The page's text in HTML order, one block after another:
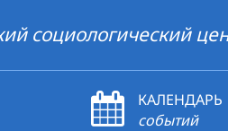
социологический
КАЛЕНДАРЬ
событий